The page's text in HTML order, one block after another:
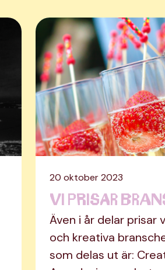
20 oktober 2023
Vi prisar
Även i år delar prisar
och kreativa
som delas ut är: